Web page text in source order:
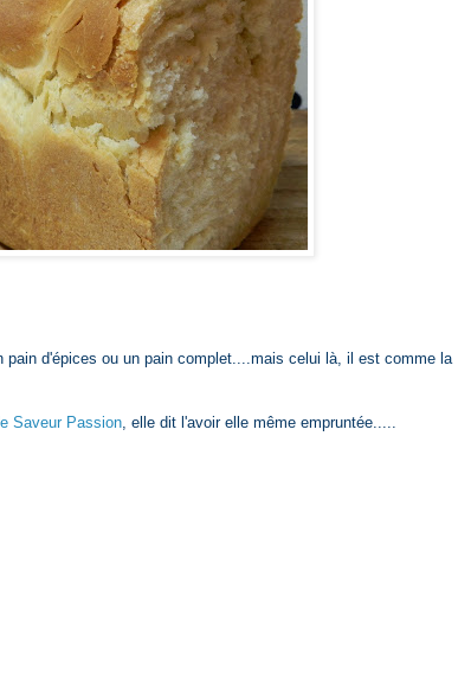
pain d'épices ou un pain complet....mais celui là, il est comme la
Saveur Passion , elle dit l'avoir elle même empruntée.....